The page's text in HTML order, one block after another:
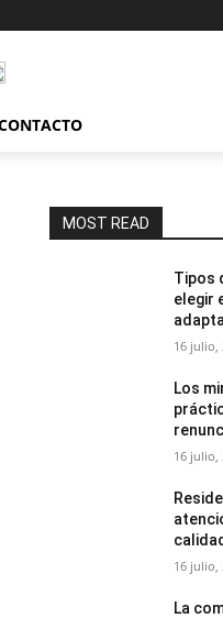
MOST READ
Tipos
elegir
16 julio,
Los
16 julio,
16 julio,
La